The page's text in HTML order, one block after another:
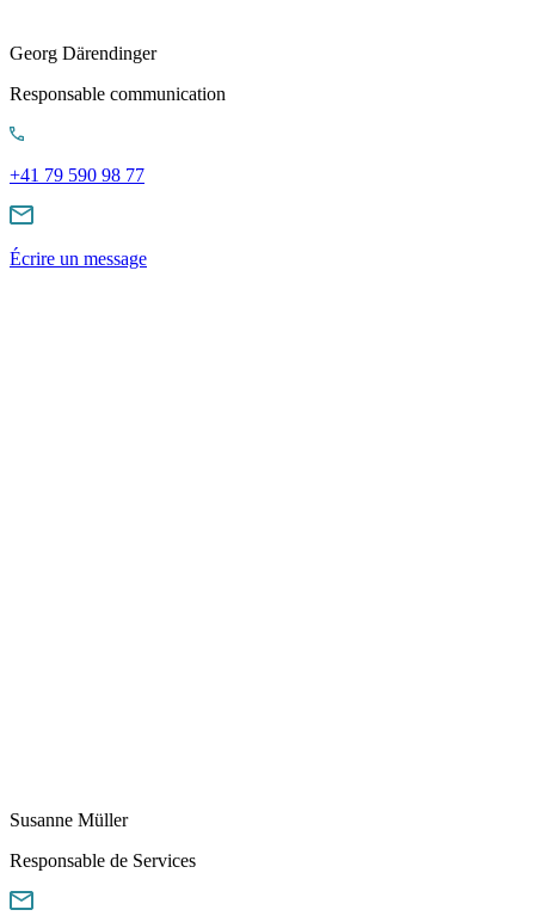
Georg Därendinger
Responsable communication
+41 79 590 98 77
Écrire un message
Susanne Müller
Responsable de Services